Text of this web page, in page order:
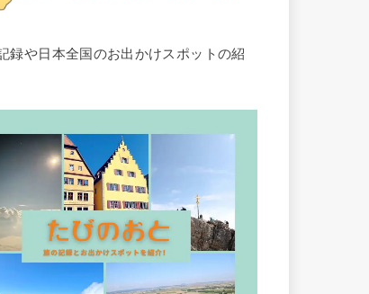
録や日本全国のお出かけスポットの紹